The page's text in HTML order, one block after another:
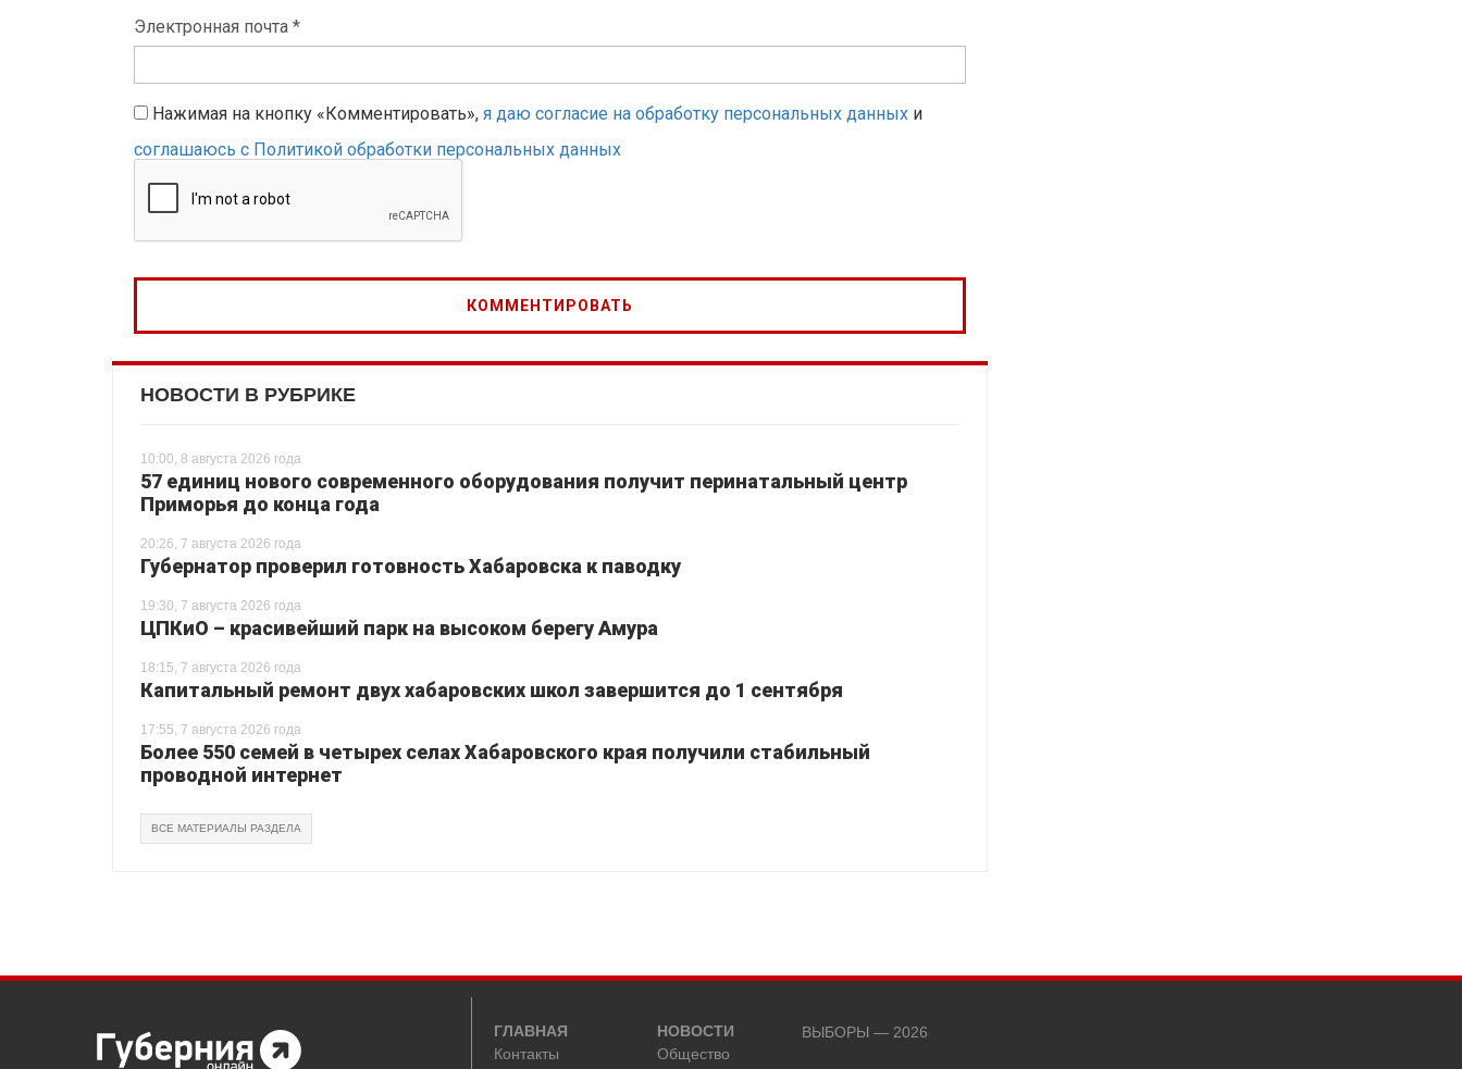
Электронная почта *
Нажимая на кнопку «Комментировать», я даю согласие на обработку персональных данных и
соглашаюсь с Политикой обработки персональных данных
НОВОСТИ В РУБРИКЕ
10:00, 8 августа 2026 года
57 единиц нового современного оборудования получит перинатальный центр
Приморья до конца года
20:26, 7 августа 2026 года
Губернатор проверил готовность Хабаровска к паводку
19:30, 7 августа 2026 года
ЦПКиО – красивейший парк на высоком берегу Амура
18:15, 7 августа 2026 года
Капитальный ремонт двух хабаровских школ завершится до 1 сентября
17:55, 7 августа 2026 года
Более 550 семей в четырех селах Хабаровского края получили стабильный
проводной интернет
ВСЕ МАТЕРИАЛЫ РАЗДЕЛА
ГЛАВНАЯ
Контакты
НОВОСТИ
Общество
ВЫБОРЫ — 2026